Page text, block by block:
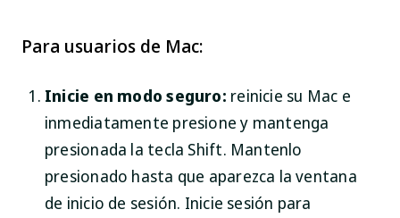
Para usuarios de Mac:
Inicie en modo seguro: reinicie su Mac e
inmediatamente presione y mantenga
presionada la tecla Shift. Mantenlo
presionado hasta que aparezca la ventana
de inicio de sesión. Inicie sesión para